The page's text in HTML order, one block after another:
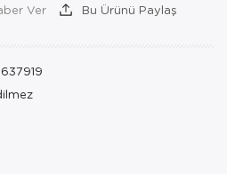
Ver Bu Ürünü Paylaş